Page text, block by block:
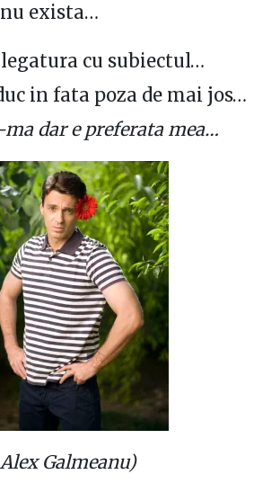
exista…
cu subiectul…
in fata poza de mai jos…
dar e preferata mea…
Galmeanu)